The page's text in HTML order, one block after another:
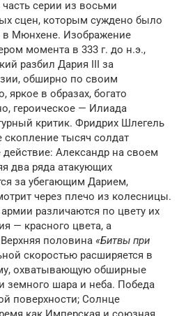
серии из восьми
сцен, которым суждено было
в Мюнхене. Изображение
момента в 333 г. до н.э.,
разбил Дария III за
обширно по своим
в образах, богато
героическое — Илиада
критик. Фридрих Шлегель
тысяч солдат
действие: Александр на своем
два ряда атакующих
за убегающим Дарием,
через плечо из колесницы.
различаются по цвету их
— красного цвета, а
половина «Битвы при
скоростью расширяется в
охватывающую обширные
земного шара и неба. Победа
поверхности; Солнце